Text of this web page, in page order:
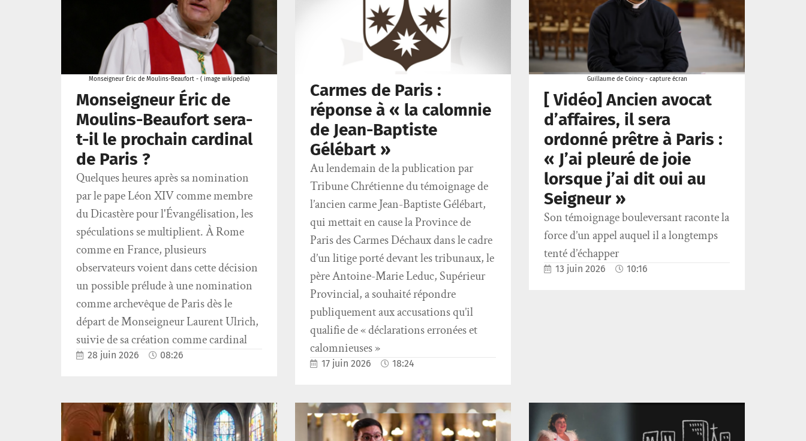
Monseigneur Éric de Moulins-Beaufort - ( image wikipedia)
Monseigneur Éric de
Moulins-Beaufort sera-
t-il le prochain cardinal
de Paris ?
Quelques heures après sa nomination
par le pape Léon XIV comme membre
du Dicastère pour l'Évangélisation, les
spéculations se multiplient. À Rome
comme en France, plusieurs
observateurs voient dans cette décision
un possible prélude à une nomination
comme archevêque de Paris dès le
départ de Monseigneur Laurent Ulrich,
suivie de sa création comme cardinal
28 juin 2026 08:26
Carmes de Paris :
réponse à « la calomnie
de Jean-Baptiste
Gélébart »
Au lendemain de la publication par
Tribune Chrétienne du témoignage de
l’ancien carme Jean-Baptiste Gélébart,
qui mettait en cause la Province de
Paris des Carmes Déchaux dans le cadre
d’un litige porté devant les tribunaux, le
père Antoine-Marie Leduc, Supérieur
Provincial, a souhaité répondre
publiquement aux accusations qu’il
qualifie de « déclarations erronées et
calomnieuses »
17 juin 2026 18:24
Guillaume de Coincy - capture écran
[ Vidéo] Ancien avocat
d’affaires, il sera
ordonné prêtre à Paris :
« J’ai pleuré de joie
lorsque j’ai dit oui au
Seigneur »
Son témoignage bouleversant raconte la
force d’un appel auquel il a longtemps
tenté d’échapper
13 juin 2026 10:16